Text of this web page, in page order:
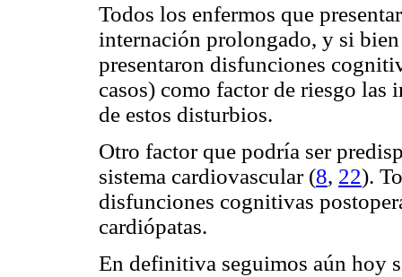
Todos los enfermos que
internación prolongado, y si
presentaron disfunciones
casos) como factor de riesgo las
de estos disturbios.
Otro factor que podría ser
sistema cardiovascular (8, 22).
disfunciones cognitivas
cardiópatas.
En definitiva seguimos aún hoy